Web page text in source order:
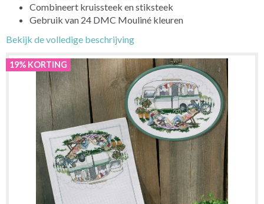
Combineert kruissteek en stiksteek
Gebruik van 24 DMC Mouliné kleuren
Bekijk de volledige beschrijving
19% KORTING